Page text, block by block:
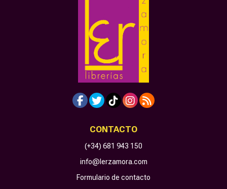
CONTACTO
(+34) 681 943 150
info@lerzamora.com
Formulario de contacto